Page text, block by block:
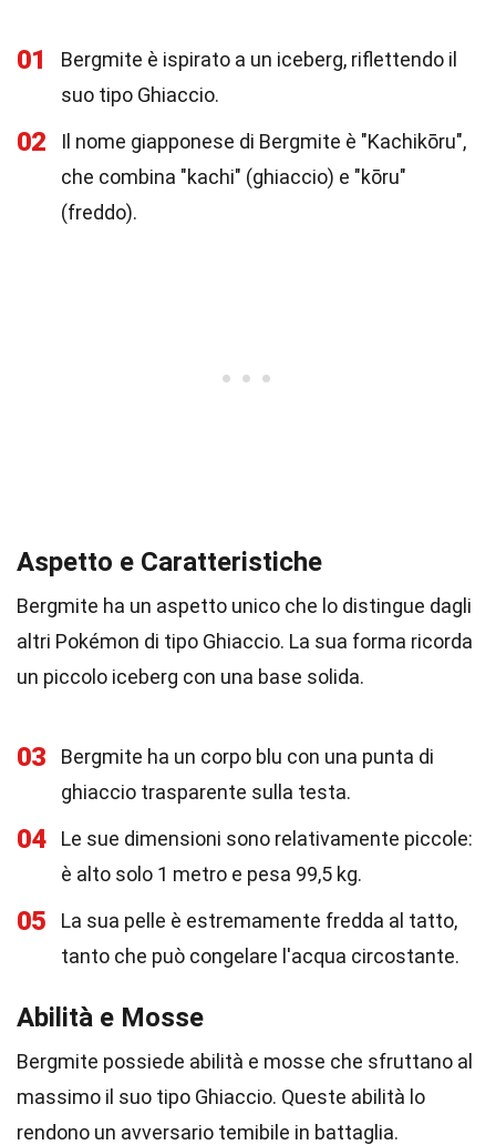
01
Bergmite è ispirato a un iceberg, riflettendo il
suo tipo Ghiaccio.
02
Il nome giapponese di Bergmite è "Kachikōru",
che combina "kachi" (ghiaccio) e "kōru"
(freddo).
Aspetto e Caratteristiche
Bergmite ha un aspetto unico che lo distingue dagli
altri Pokémon di tipo Ghiaccio. La sua forma ricorda
un piccolo iceberg con una base solida.
03
Bergmite ha un corpo blu con una punta di
ghiaccio trasparente sulla testa.
04
Le sue dimensioni sono relativamente piccole:
è alto solo 1 metro e pesa 99,5 kg.
05
La sua pelle è estremamente fredda al tatto,
tanto che può congelare l'acqua circostante.
Abilità e Mosse
Bergmite possiede abilità e mosse che sfruttano al
massimo il suo tipo Ghiaccio. Queste abilità lo
rendono un avversario temibile in battaglia.